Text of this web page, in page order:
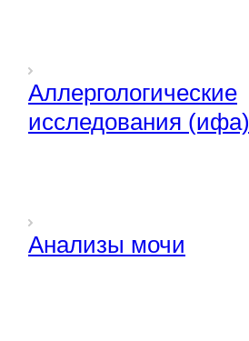
Аллергологические
исследования (ифа)
Анализы мочи